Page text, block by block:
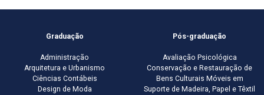
Graduação
Administração
Arquitetura e Urbanismo
Ciências Contábeis
Design de Moda
Pós-graduação
Avaliação Psicológica
Conservação e Restauração de
Bens Culturais Móveis em
Suporte de Madeira, Papel e Têxtil